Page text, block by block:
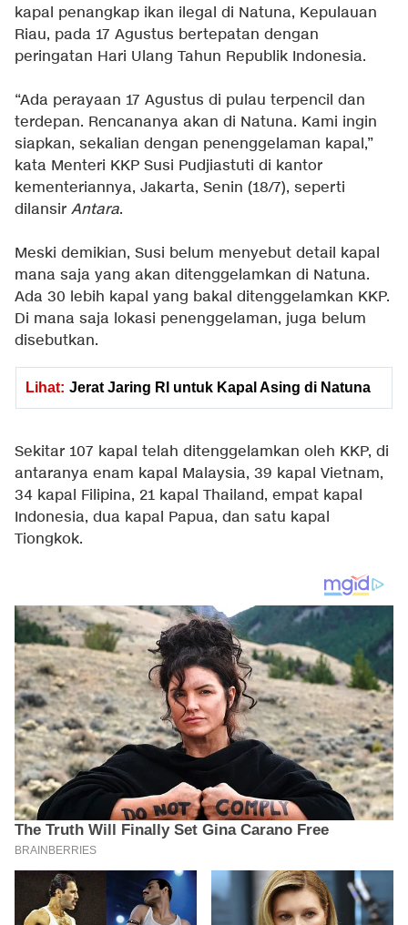
kapal penangkap ikan ilegal di Natuna, Kepulauan
Riau, pada 17 Agustus bertepatan dengan
peringatan Hari Ulang Tahun Republik Indonesia.
“Ada perayaan 17 Agustus di pulau terpencil dan
terdepan. Rencananya akan di Natuna. Kami ingin
siapkan, sekalian dengan penenggelaman kapal,”
kata Menteri KKP Susi Pudjiastuti di kantor
kementeriannya, Jakarta, Senin (18/7), seperti
dilansir Antara.
Meski demikian, Susi belum menyebut detail kapal
mana saja yang akan ditenggelamkan di Natuna.
Ada 30 lebih kapal yang bakal ditenggelamkan KKP.
Di mana saja lokasi penenggelaman, juga belum
disebutkan.
Lihat: Jerat Jaring RI untuk Kapal Asing di Natuna
Sekitar 107 kapal telah ditenggelamkan oleh KKP, di
antaranya enam kapal Malaysia, 39 kapal Vietnam,
34 kapal Filipina, 21 kapal Thailand, empat kapal
Indonesia, dua kapal Papua, dan satu kapal
Tiongkok.